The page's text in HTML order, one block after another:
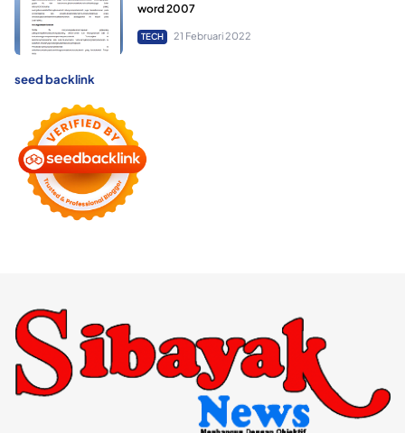
word 2007
TECH 21 Februari 2022
seed backlink